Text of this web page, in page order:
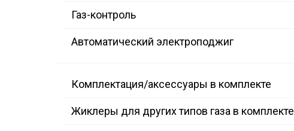
Газ-контроль
Автоматический электроподжиг
Комплектация/аксессуары в комплекте
Жиклеры для других типов газа в комплекте